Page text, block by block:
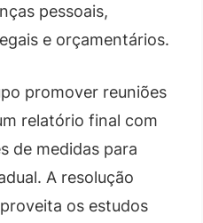
pessoais,
e orçamentários.
promover reuniões
relatório final com
de medidas para
A resolução
os estudos